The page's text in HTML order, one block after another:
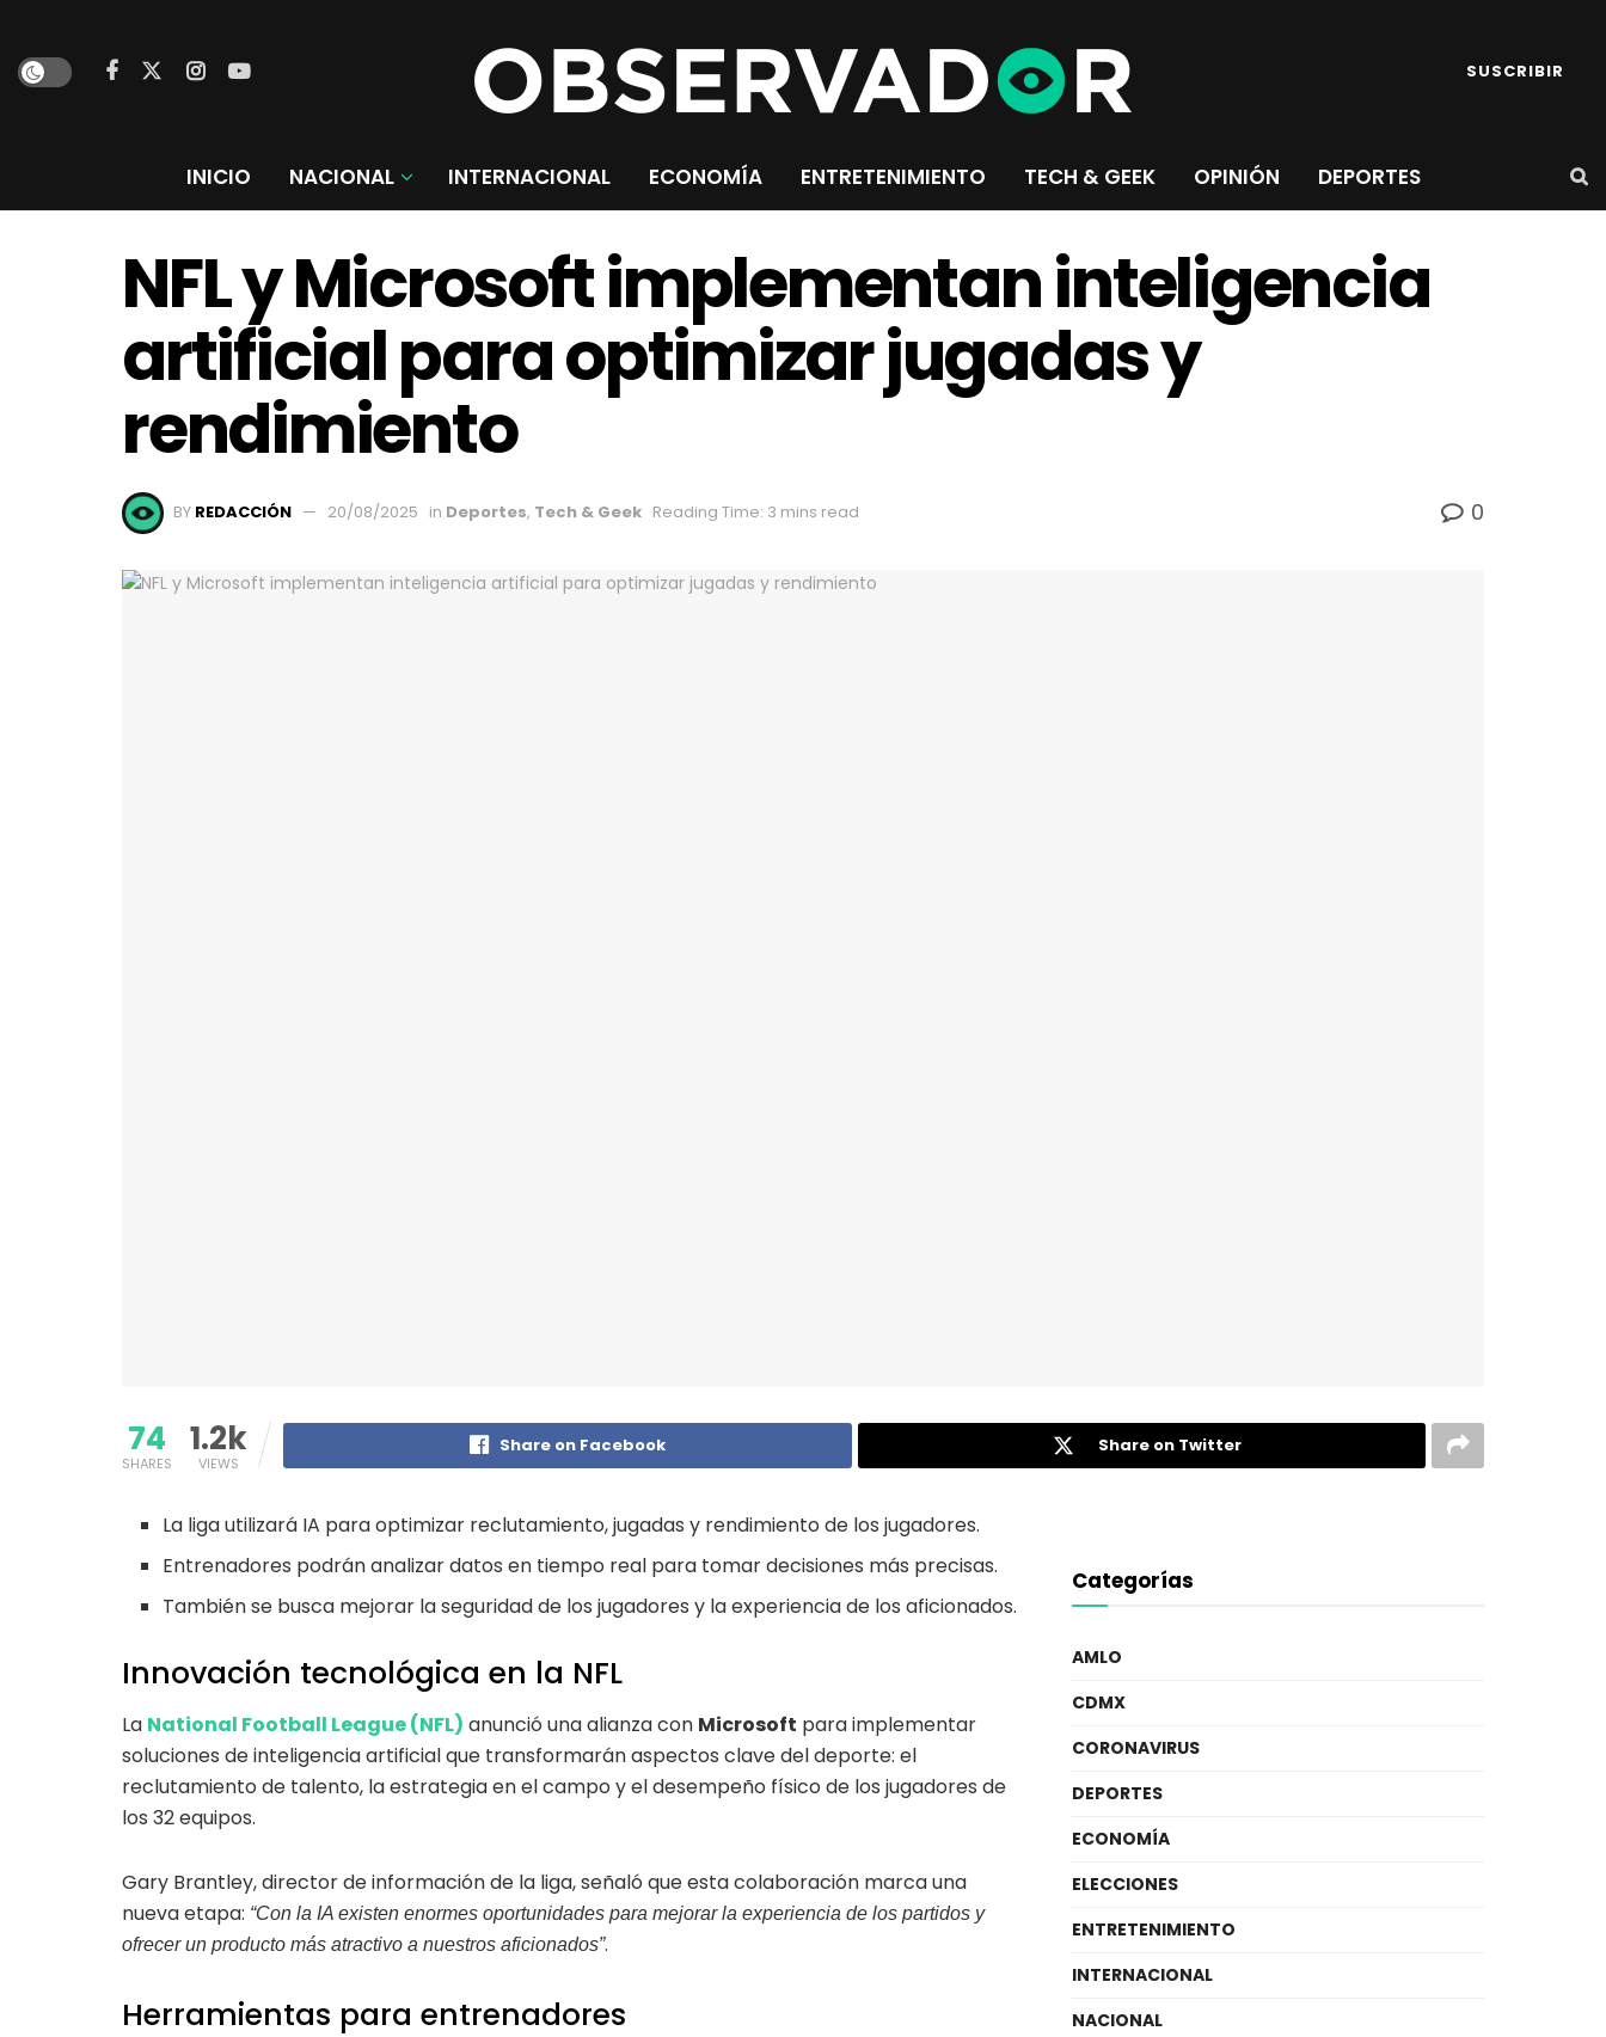
SUSCRIBIR
INICIO NACIONAL INTERNACIONAL ECONOMÍA ENTRETENIMIENTO TECH & GEEK OPINIÓN DEPORTES
NFL y Microsoft implementan inteligencia
artificial para optimizar jugadas y
rendimiento
BY REDACCIÓN 20/08/2025 in Deportes, Tech & Geek Reading Time: 3 mins read 0
74
SHARES
1.2k
VIEWS
Share on Facebook Share on Twitter
La liga utilizará IA para optimizar reclutamiento, jugadas y rendimiento de los jugadores.
Entrenadores podrán analizar datos en tiempo real para tomar decisiones más precisas.
También se busca mejorar la seguridad de los jugadores y la experiencia de los aficionados.
Innovación tecnológica en la NFL
La National Football League (NFL) anunció una alianza con Microsoft para implementar
soluciones de inteligencia artificial que transformarán aspectos clave del deporte: el
reclutamiento de talento, la estrategia en el campo y el desempeño físico de los jugadores de
los 32 equipos.
Gary Brantley, director de información de la liga, señaló que esta colaboración marca una
nueva etapa: “Con la IA existen enormes oportunidades para mejorar la experiencia de los partidos y
ofrecer un producto más atractivo a nuestros aficionados”.
Herramientas para entrenadores
Categorías
AMLO
CDMX
CORONAVIRUS
DEPORTES
ECONOMÍA
ELECCIONES
ENTRETENIMIENTO
INTERNACIONAL
NACIONAL